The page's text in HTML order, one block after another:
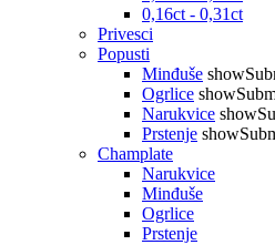
0,16ct - 0,31ct
Privesci
Popusti
Minđuše
Ogrlice
Narukvice
Prstenje
Champlate
Narukvice
Minđuše
Ogrlice
Prstenje